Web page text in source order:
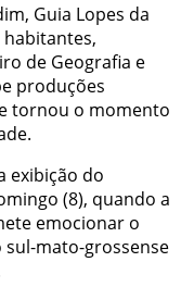
Guia Lopes da
habitantes,
de Geografia e
produções
tornou o momento
exibição do
(8), quando a
emocionar o
mato-grossense